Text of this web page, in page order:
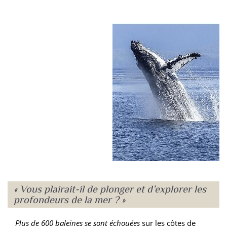
« Vous plairait-il de plonger et d’explorer les
profondeurs de la mer ? »
Plus de 600 baleines se sont échouées sur les côtes de